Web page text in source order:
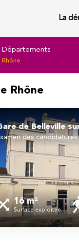
La
Rhône
de Belleville
examen des
16 m²
Surface exploitée
Départements
Rhône